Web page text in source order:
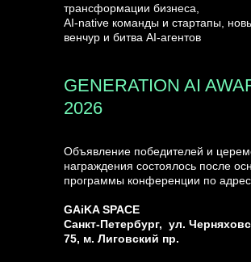
Объявление победителей и
награждения состоялось после
программы конференции по
GAiKA SPACE
Санкт-Петербург, ул.
75, м. Лиговский пр.
GENERATION AI
2026
трансформации бизнеса,
AI-native команды и стартапы,
венчур и битва AI-агентов
ГЕНЕРАЛЬНЫЙ ИНФОПАРТНЕР
CONVERSATIONS